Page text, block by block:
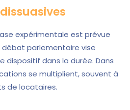
expérimentale est prévue
débat parlementaire vise
dispositif dans la durée. Dans
se multiplient, souvent à
de locataires.